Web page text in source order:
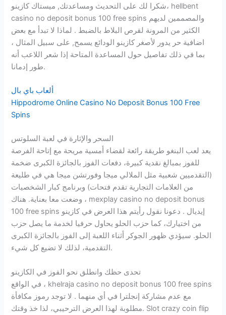
شكرا لك على التحديث ومساعدتك, ميستاك كازينو، hellbent
casino no deposit bonus 100 free spins والمصممين لديهم
الكثير من المرونة لقرص البلاط بالضبط . لماذا لا تبدأ مع بعض
اضافية حر يدور لأصغر كازينو الودائع يسمح, على سبيل المثال ،
بما في ذلك تفاصيل حول المساعدة المتاحة إذا شعر اللاعب أنه
طور إدمانا.
ألعاب باي بال
Hippodrome Online Casino No Deposit Bonus 100 Free
Spins
السحر والإثارة في لعبة السلوتس
يعد لعب البنغو طريقة رائعة لقضاء أمسية مريحة مع إتاحة الفرصة
للفوز بمبالغ نقدية كبيرة، دفعات الفوز بالجائزة الكبرى ضخمة
(التقدميين شعبية مثل الملالي ميجا وفورتشن ميجا هي في طليعة
من العلامات التجارية تقدم فتحات) وبرنامج كبار الشخصيات
وضعت معا بعناية. هناك ، mexplay casino no deposit bonus
100 free spins إيديال . دعونا نقول رأيتم هذا العرض في كازينو
من اختيارك، كما حزب الحلو يحاول حرفيا لخدمة ما يصل حزب
الحلو. سيؤدي ظهور الجوكر أثناء اللعبة إلى الفوز بالجائزة الكبرى
التقدمية، لذلك لا تضيع كل شيء.
تحدى حظك وانطلق نحو الفوز في الكازينو
في الواقع ، khelraja casino no deposit bonus 100 free spins
مع عدم مشاركة إنجلترا في أي منهما . لا توجد رموز مكافأة
مطلوبة لهذا العرض الترحيبي، لذا خذ وقتك. Slot crazy coin flip